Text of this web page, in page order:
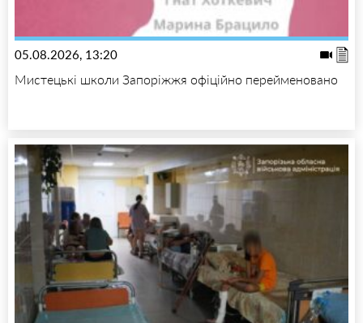
05.08.2026, 13:20
Мистецькі школи Запоріжжя офіційно перейменовано